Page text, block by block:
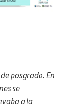
posgrado.En
se
a la